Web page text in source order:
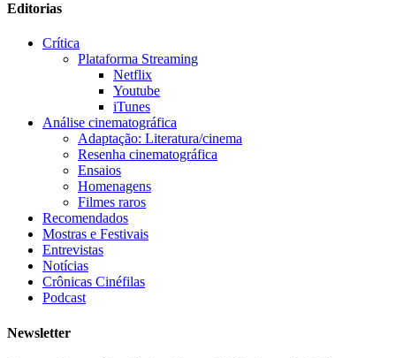
Editorias
Crítica
Plataforma Streaming
Netflix
Youtube
iTunes
Análise cinematográfica
Adaptação: Literatura/cinema
Resenha cinematográfica
Ensaios
Homenagens
Filmes raros
Recomendados
Mostras e Festivais
Entrevistas
Notícias
Crônicas Cinéfilas
Podcast
Newsletter